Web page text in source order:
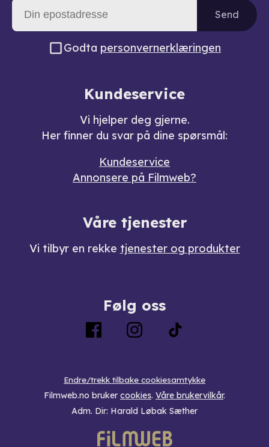
Send
Godta personvernerklæringen
Kundeservice
Vi hjelper deg gjerne.
Her finner du svar på dine spørsmål:
Kundeservice
Annonsere på Filmweb?
Våre tjenester
Vi tilbyr en rekke tjenester og produkter
Følg oss
Endre/trekk tilbake cookiesamtykke
Filmweb.no bruker cookies. Våre brukervilkår.
Adm. Dir: Harald Løbak Sæther